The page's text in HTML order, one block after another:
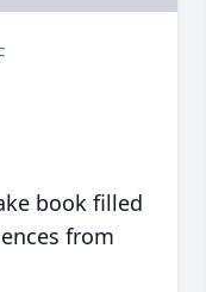
book filled
from